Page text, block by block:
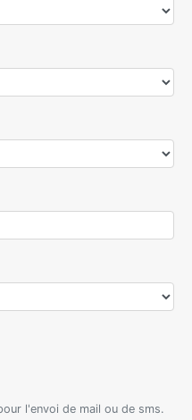
l'envoi de mail ou de sms.